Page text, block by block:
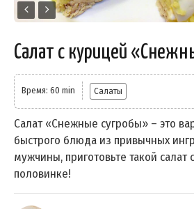
Салат с курицей
Время: 60 min Салаты
Салат «Снежные сугробы» – это
быстрого блюда из привычных
мужчины, приготовьте такой салат
половинке!